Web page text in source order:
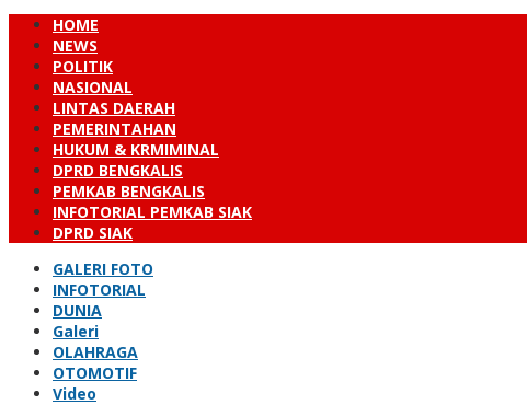
HOME
NEWS
POLITIK
NASIONAL
LINTAS DAERAH
PEMERINTAHAN
HUKUM & KRMIMINAL
DPRD BENGKALIS
PEMKAB BENGKALIS
INFOTORIAL PEMKAB SIAK
DPRD SIAK
GALERI FOTO
INFOTORIAL
DUNIA
Galeri
OLAHRAGA
OTOMOTIF
Video